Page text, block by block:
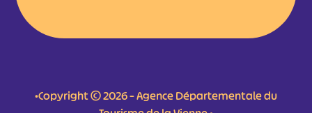
•Copyright © 2026 – Agence Départementale du